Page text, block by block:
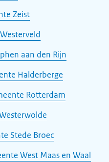
Zeist
aan den Rijn
Halderberge
Rotterdam
Stede Broec
West Maas en Waal